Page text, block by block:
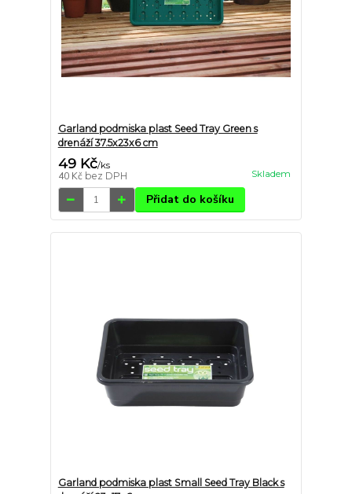
Garland podmiska plast Seed Tray Green s
drenáží 37.5x23x6 cm
49 Kč/ks
40 Kč bez DPH Skladem
Přidat do košíku
Garland podmiska plast Small Seed Tray Black s